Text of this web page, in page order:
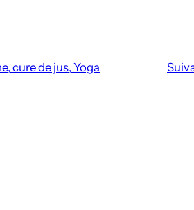
cure de jus, Yoga